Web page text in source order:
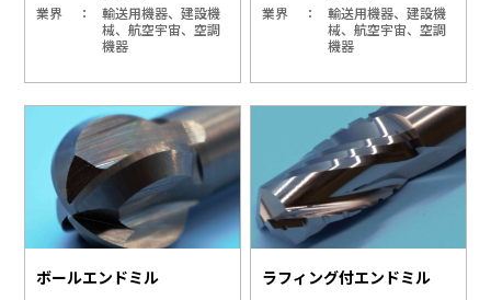
業界
輸送用機器、建設機
械、航空宇宙、空調
機器
業界
輸送用機器、建設機
械、航空宇宙、空調
機器
ボールエンドミル ラフィング付エンドミル